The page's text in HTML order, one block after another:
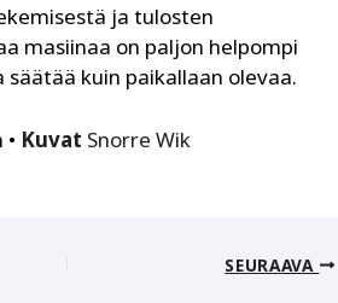
ja tulosten
masiinaa on paljon helpompi
kuin paikallaan olevaa.
Kuvat Snorre Wik
SEURAAVA